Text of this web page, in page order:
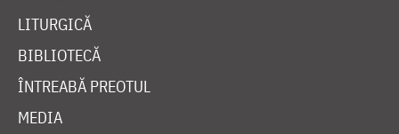
LITURGICĂ
BIBLIOTECĂ
ÎNTREABĂ PREOTUL
MEDIA